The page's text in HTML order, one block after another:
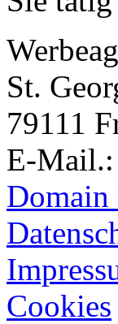
St.
79111
E-Mail.:
Cookies